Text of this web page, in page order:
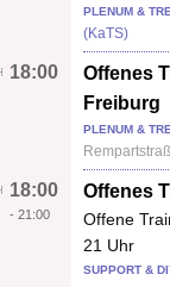
PLENUM &
(KaTS)
Offenes
Freiburg
18:00
PLENUM &
Offenes
Offene
21 Uhr
18:00
- 21:00
SUPPORT &